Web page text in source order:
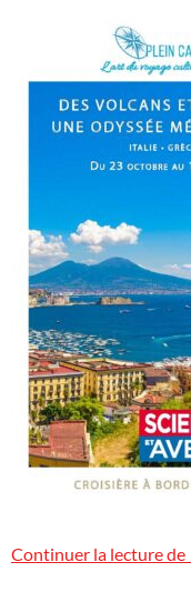
Continuer la lecture de